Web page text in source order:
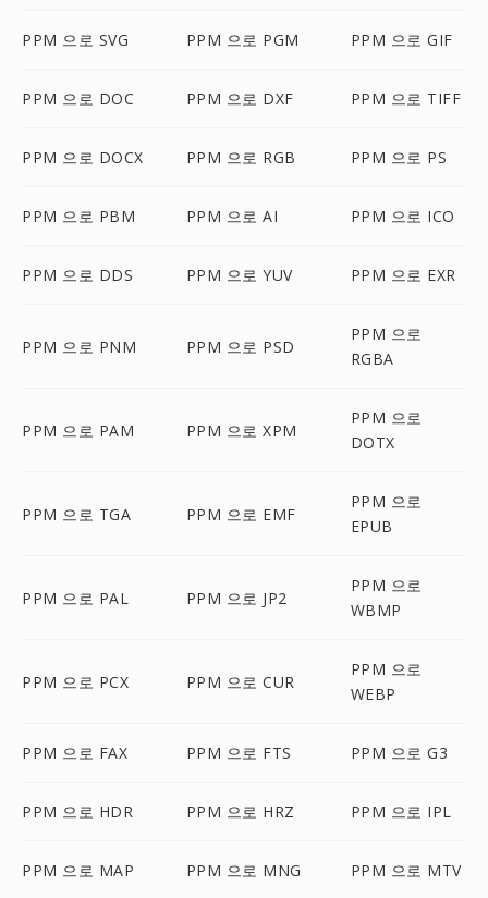
PPM 으로 SVG PPM 으로 PGM PPM 으로 GIF
PPM 으로 DOC PPM 으로 DXF PPM 으로 TIFF
PPM 으로 DOCX PPM 으로 RGB PPM 으로 PS
PPM 으로 PBM PPM 으로 AI PPM 으로 ICO
PPM 으로 DDS PPM 으로 YUV PPM 으로 EXR
PPM 으로 PNM PPM 으로 PSD
PPM 으로
RGBA
PPM 으로 PAM PPM 으로 XPM
PPM 으로
DOTX
PPM 으로 TGA PPM 으로 EMF
PPM 으로
EPUB
PPM 으로 PAL PPM 으로 JP2
PPM 으로
WBMP
PPM 으로 PCX PPM 으로 CUR
PPM 으로
WEBP
PPM 으로 FAX PPM 으로 FTS PPM 으로 G3
PPM 으로 HDR PPM 으로 HRZ PPM 으로 IPL
PPM 으로 MAP PPM 으로 MNG PPM 으로 MTV